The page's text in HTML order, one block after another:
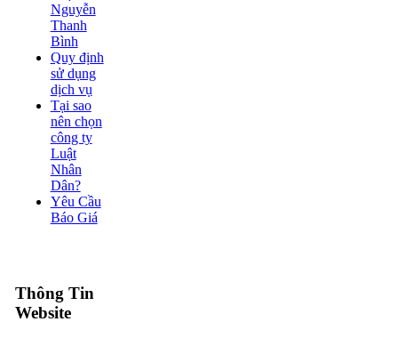
Nguyễn
Thanh
Bình
Quy định
sử dụng
dịch vụ
Tại sao
nên chọn
công ty
Luật
Nhân
Dân?
Yêu Cầu
Báo Giá
Thông Tin
Website